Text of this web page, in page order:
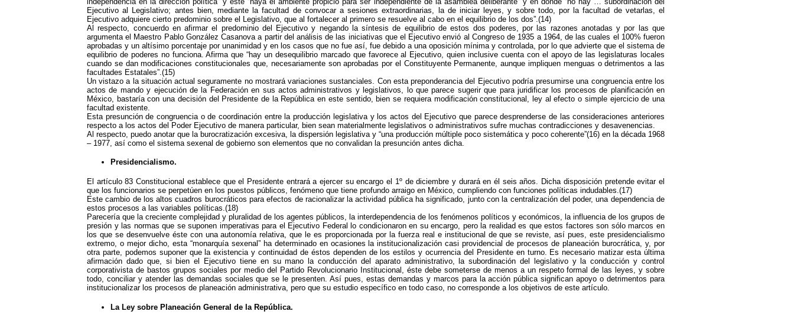
Ejecutivo al Legislativo; antes bien, mediante la facultad de convocar a sesiones extraordinarias, la de iniciar leyes, y sobre todo, por la facultad de vetarlas, el
Ejecutivo adquiere cierto predominio sobre el Legislativo, que al fortalecer al primero se resuelve al cabo en el equilibrio de los dos”.(14)
Al respecto, concuerdo en afirmar el predominio del Ejecutivo y negando la síntesis de equilibrio de estos dos poderes, por las razones anotadas y por las que
argumenta el Maestro Pablo González Casanova a partir del análisis de las iniciativas que el Ejecutivo envió al Congreso de 1935 a 1964, de las cuales el 100% fueron
aprobadas y un altísimo porcentaje por unanimidad y en los casos que no fue así, fue debido a una oposición mínima y controlada, por lo que advierte que el sistema de
equilibrio de poderes no funciona. Afirma que “hay un desequilibrio marcado que favorece al Ejecutivo, quien inclusive cuenta con el apoyo de las legislaturas locales
cuando se dan modificaciones constitucionales que, necesariamente son aprobadas por el Constituyente Permanente, aunque impliquen menguas o detrimentos a las
facultades Estatales”.(15)
Un vistazo a la situación actual seguramente no mostrará variaciones sustanciales. Con esta preponderancia del Ejecutivo podría presumirse una congruencia entre los
actos de mando y ejecución de la Federación en sus actos administrativos y legislativos, lo que parece sugerir que para juridificar los procesos de planificación en
México, bastaría con una decisión del Presidente de la República en este sentido, bien se requiera modificación constitucional, ley al efecto o simple ejercicio de una
facultad existente.
Esta presunción de congruencia o de coordinación entre la producción legislativa y los actos del Ejecutivo que parece desprenderse de las consideraciones anteriores
respecto a los actos del Poder Ejecutivo de manera particular, bien sean materialmente legislativos o administrativos sufre muchas contradicciones y desavenencias.
Al respecto, puedo anotar que la burocratización excesiva, la dispersión legislativa y “una producción múltiple poco sistemática y poco coherente”(16) en la década 1968
– 1977, así como el sistema sexenal de gobierno son elementos que no convalidan la presunción antes dicha.
Presidencialismo.
El artículo 83 Constitucional establece que el Presidente entrará a ejercer su encargo el 1º de diciembre y durará en él seis años. Dicha disposición pretende evitar el
que los funcionarios se perpetúen en los puestos públicos, fenómeno que tiene profundo arraigo en México, cumpliendo con funciones políticas indudables.(17)
Este cambio de los altos cuadros burocráticos para efectos de racionalizar la actividad pública ha significado, junto con la centralización del poder, una dependencia de
estos procesos a las variables políticas.(18)
Parecería que la creciente complejidad y pluralidad de los agentes públicos, la interdependencia de los fenómenos políticos y económicos, la influencia de los grupos de
presión y las normas que se suponen imperativas para el Ejecutivo Federal lo condicionaron en su encargo, pero la realidad es que estos factores son sólo marcos en
los que se desenvuelve éste con una autonomía relativa, que le es proporcionada por la fuerza real e institucional de que se reviste, así pues, este presidencialismo
extremo, o mejor dicho, esta “monarquía sexenal” ha determinado en ocasiones la institucionalización casi providencial de procesos de planeación burocrática, y, por
otra parte, podemos suponer que la existencia y continuidad de éstos dependen de los estilos y ocurrencia del Presidente en turno. Es necesario matizar esta última
afirmación dado que, si bien el Ejecutivo tiene en su mano la conducción del aparato administrativo, la subordinación del legislativo y la conducción y control
corporativista de bastos grupos sociales por medio del Partido Revolucionario Institucional, éste debe someterse de menos a un respeto formal de las leyes, y sobre
todo, conciliar y atender las demandas sociales que se le presenten. Así pues, estas demandas y marcos para la acción pública significan apoyo o detrimentos para
institucionalizar los procesos de planeación administrativa, pero que su estudio específico en todo caso, no corresponde a los objetivos de este artículo.
La Ley sobre Planeación General de la República.